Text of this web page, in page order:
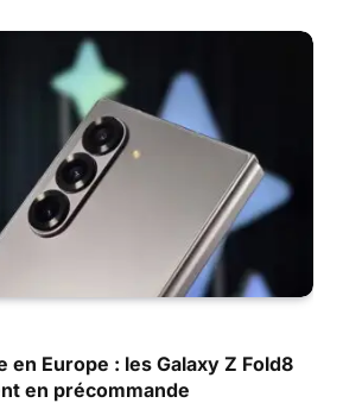
en Europe : les Galaxy Z Fold8
en précommande